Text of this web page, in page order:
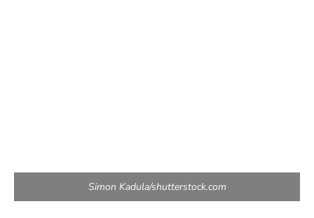
Simon Kadula/shutterstock.com